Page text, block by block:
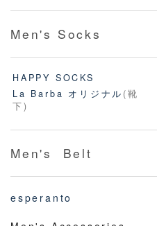
Men's Socks
HAPPY SOCKS
La Barba オリジナル (靴
下)
Men's Belt
esperanto